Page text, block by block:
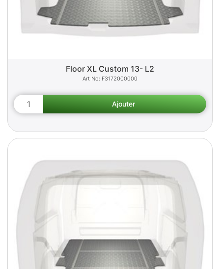
Floor XL Custom 13- L2
F3172000000